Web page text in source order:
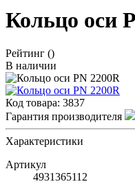
Кольцо оси
Рейтинг ()
В наличии
Код товара: 3837
Гарантия производителя
Характеристики
Артикул
4931365112